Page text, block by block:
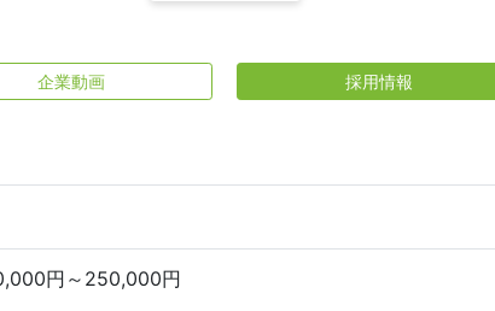
企業動画 採用情報
円～250,000円